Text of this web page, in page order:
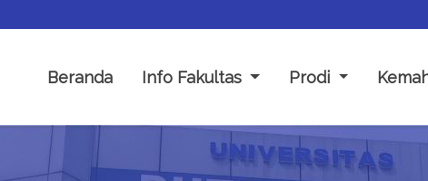
Beranda Info Fakultas Prodi